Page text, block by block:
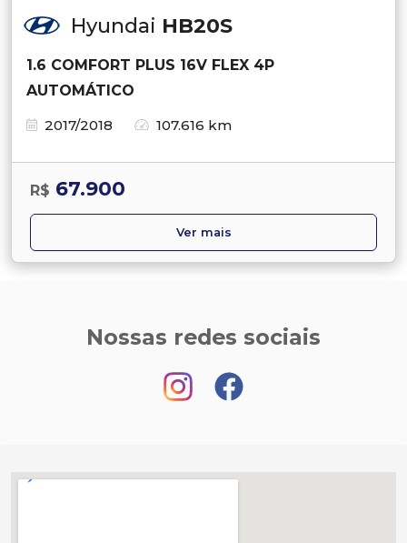
Hyundai HB20S
1.6 COMFORT PLUS 16V FLEX 4P
AUTOMÁTICO
2017/2018
107.616 km
R$ 67.900
Ver mais
Nossas redes sociais